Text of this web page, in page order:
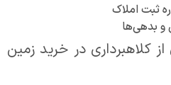
ثبت املاک
بدهی‌ها
کلاهبرداری در خرید زمین